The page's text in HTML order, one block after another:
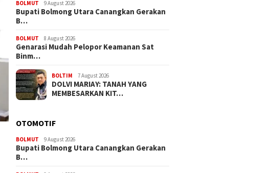
BOLMUT 9 August 2026
Bupati Bolmong Utara Canangkan Gerakan
B…
BOLMUT 8 August 2026
Genarasi Mudah Pelopor Keamanan Sat
Binm…
BOLTIM 7 August 2026
DOLVI MARIAY: TANAH YANG
MEMBESARKAN KIT…
OTOMOTIF
BOLMUT 9 August 2026
Bupati Bolmong Utara Canangkan Gerakan
B…